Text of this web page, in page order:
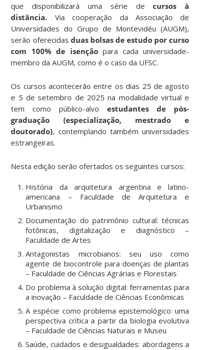
que disponibilizará uma série decursos à
distância. Via cooperação da Associação de
Universidades do Grupo de Montevidéu (AUGM),
serão oferecidas duas bolsas de estudo por curso
com 100% de isençãopara cada universidade-
membro da AUGM, como é o caso da UFSC.
Os cursos acontecerão entre os dias 25 de agosto
e 5 de setembro de 2025 na modalidade virtual e
tem como público-alvoestudantes de pós-
graduação (especialização, mestrado e
doutorado), contemplando também universidades
estrangeiras.
Nesta edição serão ofertados os seguintes cursos:
História da arquitetura argentina e latino-
americana – Faculdade de Arquitetura e
Urbanismo
Documentação do patrimônio cultural: técnicas
fotônicas, digitalização e diagnóstico –
Faculdade de Artes
Antagonistas microbianos: seu uso como
agente de biocontrole para doenças de plantas
– Faculdade de Ciências Agrárias e Florestais
Do problema à solução digital: ferramentas para
a inovação – Faculdade de Ciências Econômicas
A espécie como problema epistemológico: uma
perspectiva crítica a partir da biologia evolutiva
– Faculdade de Ciências Naturais e Museu
Saúde, cuidados e desigualdades: abordagens a